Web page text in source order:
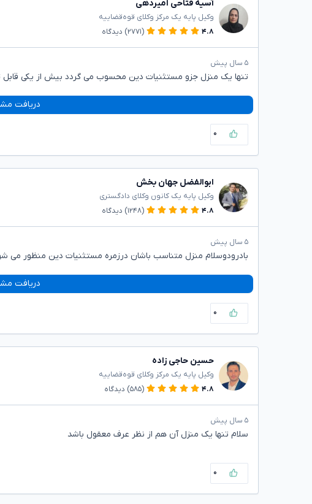
آسیه فتاحی امیردهی
وکیل پایه یک مرکز وکلای قوه‌قضاییه
۴.۸
(۲۷۷۱) دیدگاه
۵ سال پیش
تنها یک منزل جزو مستثنیات دین محسوب می گردد بیش از یکی
دریافت
۰
ابوالفضل جهان بخش
وکیل پایه یک کانون وکلای دادگستری
۴.۸
(۱۲۴۸) دیدگاه
۵ سال پیش
بادرودوسلام منزل متناسب باشان درزمره مستثنیات دین منظور می
دریافت
۰
حسین حاجی زاده
وکیل پایه یک مرکز وکلای قوه‌قضاییه
۴.۸
(۵۸۵) دیدگاه
۵ سال پیش
سلام تنها یک منزل آن هم از نظر عرف معقول باشد
۰